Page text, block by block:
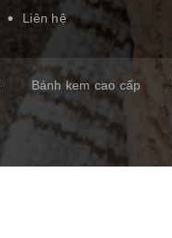
Liên hệ
Bánh kem cao cấp